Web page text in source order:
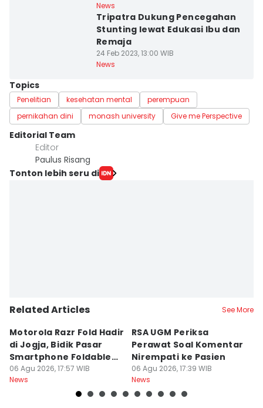
News
Tripatra Dukung Pencegahan
Stunting lewat Edukasi Ibu dan
Remaja
24 Feb 2023, 13:00 WIB
News
Topics
Penelitian kesehatan mental
perempuan
pernikahan dini
monash university Give me Perspective
Editorial Team
Editor
Paulus Risang
Tonton lebih seru di
Related Articles See More
Motorola Razr Fold Hadir
di Jogja, Bidik Pasar
Smartphone Foldable
Premium
06 Agu 2026, 17:57 WIB
News
RSA UGM Periksa
Perawat Soal Komentar
Nirempati ke Pasien
06 Agu 2026, 17:39 WIB
News